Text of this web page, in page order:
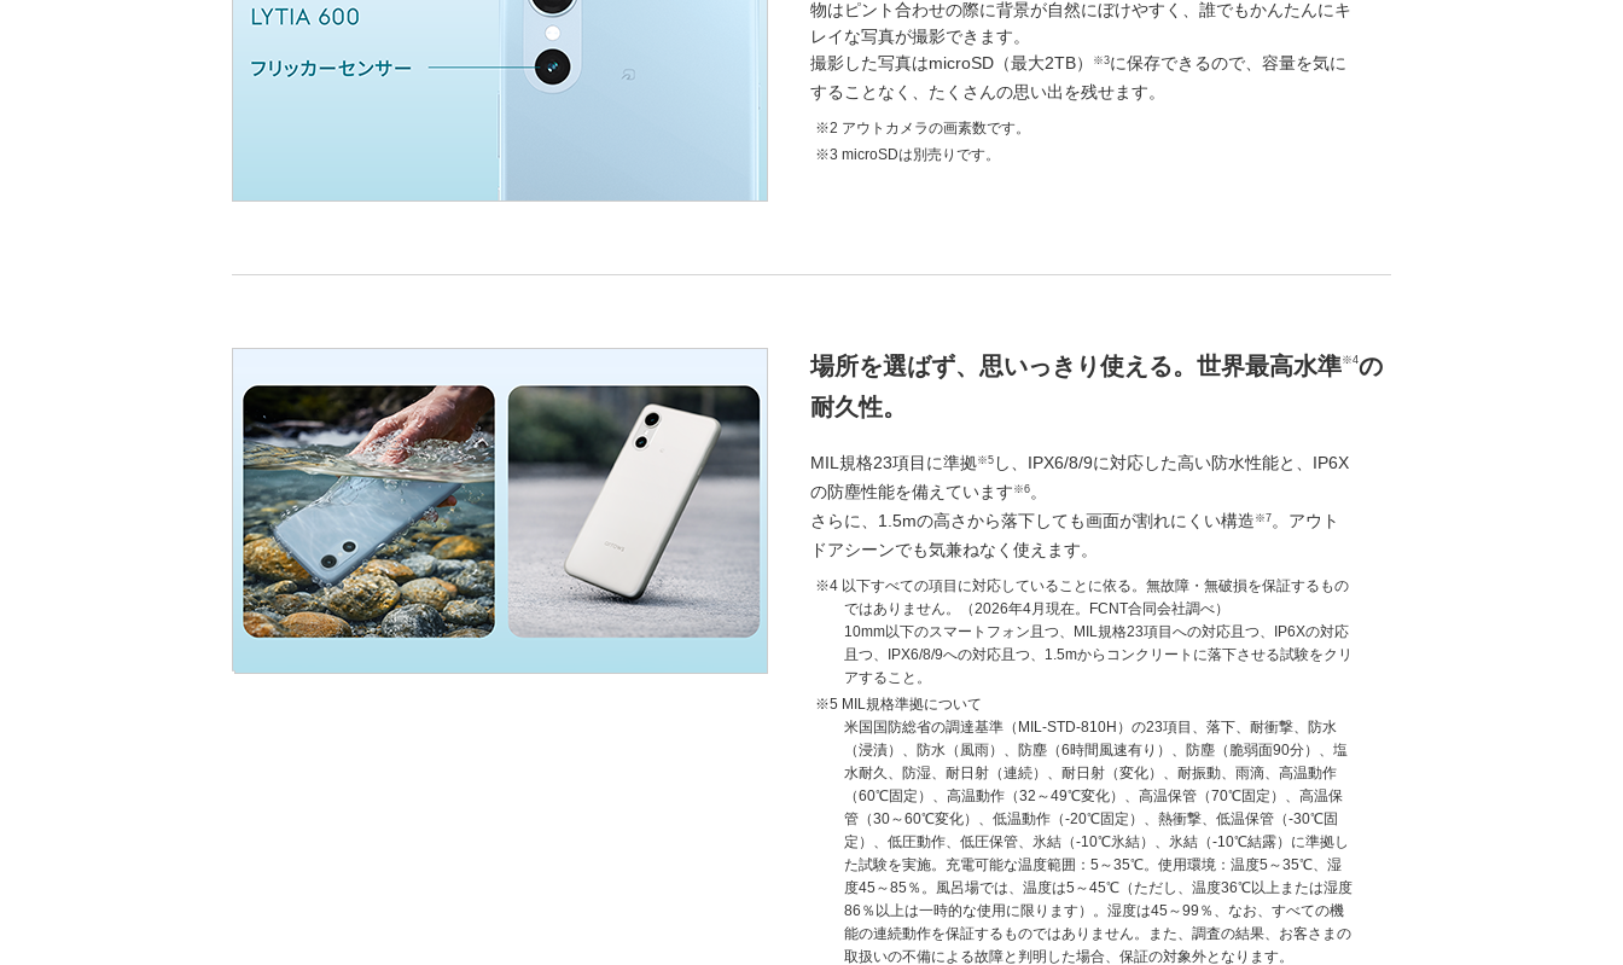
物はピント合わせの際に背景が自然にぼけやすく、誰でもかんたんにキ
レイな写真が撮影できます。
撮影した写真はmicroSD（最大2TB）
※3に保存できるので、容量を気に
することなく、たくさんの思い出を残せます。
アウトカメラの画素数です。
microSDは別売りです。
場所を選ばず、思いっきり使える。世界最高水準※4の
耐久性。
MIL規格23項目に準拠※5 し、IPX6/8/9に対応した高い防水性能と、IP6X
の防塵性能を備えています ※6。
さらに、1.5mの高さから落下しても画面が割れにくい構造 ※7。アウト
ドアシーンでも気兼ねなく使えます。
以下すべての項目に対応していることに依る。無故障・無破損を保証するもの
ではありません。（2026年4月現在。FCNT合同会社調べ）
10mm以下のスマートフォン且つ、MIL規格23項目への対応且つ、IP6Xの対応
且つ、IPX6/8/9への対応且つ、1.5mからコンクリートに落下させる試験をクリ
アすること。
MIL規格準拠について
米国国防総省の調達基準（MIL-STD-810H）の23項目、落下、耐衝撃、防水
（浸漬）、防水（風雨）、防塵（6時間風速有り）、防塵（脆弱面90分）、塩
水耐久、防湿、耐日射（連続）、耐日射（変化）、耐振動、雨滴、高温動作
（60℃固定）、高温動作（32～49℃変化）、高温保管（70℃固定）、高温保
管（30～60℃変化）、低温動作（-20℃固定）、熱衝撃、低温保管（-30℃固
定）、低圧動作、低圧保管、氷結（-10℃氷結）、氷結（-10℃結露）に準拠し
た試験を実施。充電可能な温度範囲：5～35℃。使用環境：温度5～35℃、湿
度45～85％。風呂場では、温度は5～45℃（ただし、温度36℃以上または湿度
86％以上は一時的な使用に限ります）。湿度は45～99％、なお、すべての機
能の連続動作を保証するものではありません。また、調査の結果、お客さまの
取扱いの不備による故障と判明した場合、保証の対象外となります。